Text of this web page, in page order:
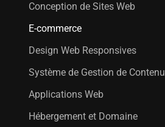
Conception de Sites Web
E-commerce
Design Web Responsives
Système de Gestion de Contenu
Applications Web
Hébergement et Domaine